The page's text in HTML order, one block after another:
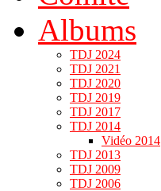
Albums
TDJ 2024
TDJ 2021
TDJ 2020
TDJ 2019
TDJ 2017
TDJ 2014
Vidéo 2014
TDJ 2013
TDJ 2009
TDJ 2006